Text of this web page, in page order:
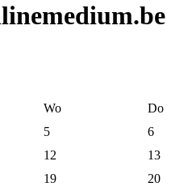
Wo Do
5 6
12 13
19 20